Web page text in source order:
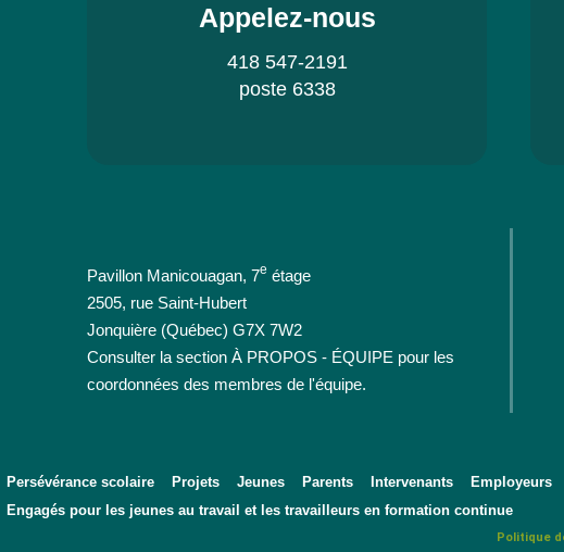
Appelez-nous
418 547-2191
poste 6338
Pavillon Manicouagan, 7e étage
2505, rue Saint-Hubert
Jonquière (Québec) G7X 7W2
Consulter la section À PROPOS - ÉQUIPE pour les
coordonnées des membres de l'équipe.
Persévérance scolaire Projets Jeunes Parents Intervenants Employeurs
Engagés pour les jeunes au travail et les travailleurs en formation continue
Politique